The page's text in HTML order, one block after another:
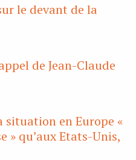
le devant de la
de Jean-Claude
situation en Europe «
» qu’aux Etats-Unis,